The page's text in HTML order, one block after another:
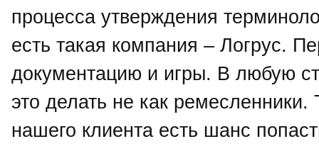
процесса утверждения
есть такая компания – Логрус.
документацию и игры. В любую
это делать не как
нашего клиента есть шанс